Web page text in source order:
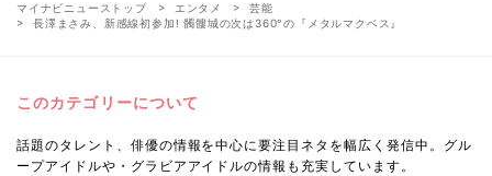
マイナビニューストップ エンタメ
芸能
長澤まさみ、新感線初参加! 髑髏城の次は360°の『メタルマクベス』
このカテゴリーについて
話題のタレント、俳優の情報を中心に要注目ネタを幅広く発信中。グル
ープアイドルや・グラビアアイドルの情報も充実しています。